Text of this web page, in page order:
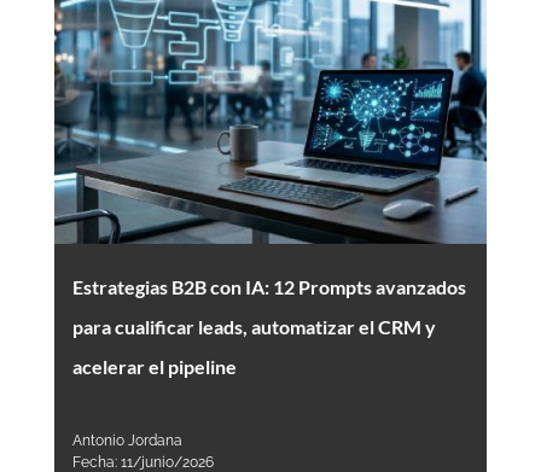
Estrategias B2B con IA: 12 Prompts avanzados
para cualificar leads, automatizar el CRM y
acelerar el pipeline
Antonio Jordana
Fecha: 11/junio/2026